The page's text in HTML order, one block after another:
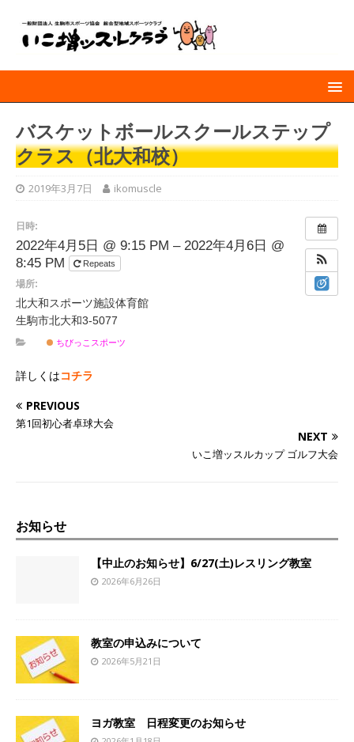
バスケットボールスクールステップ
クラス（北大和校）
2019年3月7日 ikomuscle
日時:
2022年4月5日 @ 9:15 PM – 2022年4月6日 @
8:45 PM
Repeats
場所:
北大和スポーツ施設体育館
生駒市北大和3-5077
ちびっこスポーツ
詳しくはコチラ
PREVIOUS
第1回初心者卓球大会
NEXT
いこ増ッスルカップ ゴルフ大会
お知らせ
【中止のお知らせ】6/27(土)レスリング教室
2026年6月26日
教室の申込みについて
2026年5月21日
ヨガ教室 日程変更のお知らせ